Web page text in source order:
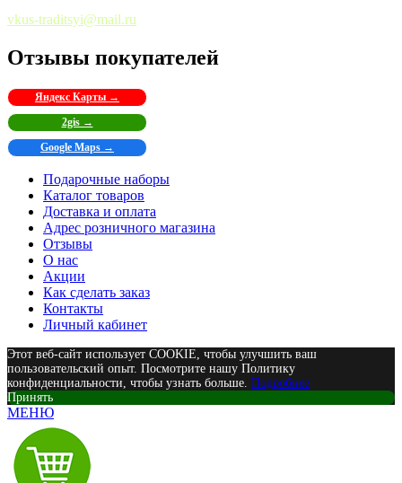
vkus-traditsyi@mail.ru
Отзывы покупателей
Яндекс Карты →
2gis →
Google Maps →
Подарочные наборы
Каталог товаров
Доставка и оплата
Адрес розничного магазина
Отзывы
О нас
Акции
Как сделать заказ
Контакты
Личный кабинет
Этот веб-сайт использует COOKIE, чтобы улучшить ваш
пользовательский опыт. Посмотрите нашу Политику
конфиденциальности, чтобы узнать больше. Подробнее
Принять
МЕНЮ